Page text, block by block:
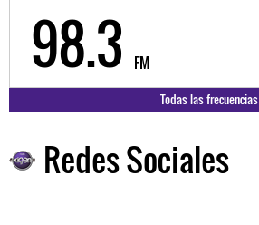
98.3 FM
Todas las frecuencias
Redes Sociales